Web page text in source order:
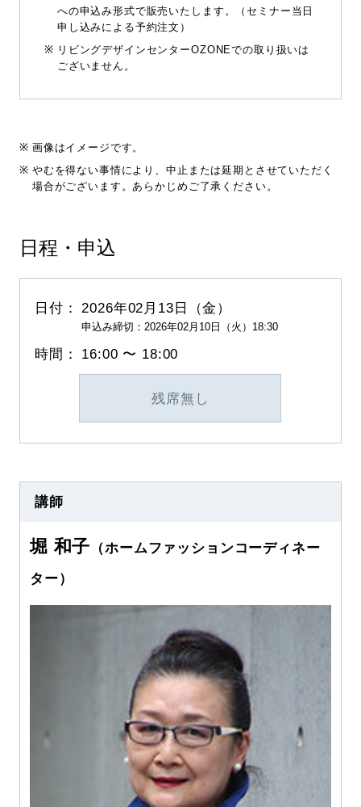
への申込み形式で販売いたします。（セミナー当日
申し込みによる予約注文）
リビングデザインセンターOZONEでの取り扱いは
ございません。
画像はイメージです。
やむを得ない事情により、中止または延期とさせていただく
場合がございます。あらかじめご了承ください。
日程・申込
2026年02月13日（金）
申込み締切：2026年02月10日（火）18:30
16:00 〜 18:00
残席無し
講師
堀 和子 （ホームファッションコーディネー
ター）